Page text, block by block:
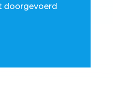
doorgevoerd